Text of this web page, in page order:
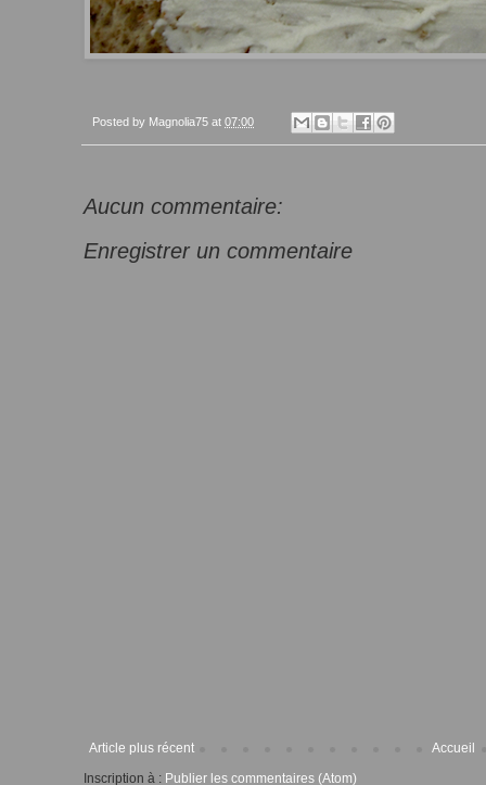
Posted by Magnolia75 at 07:00
Aucun commentaire:
Enregistrer un commentaire
Article plus récent
Accueil
Inscription à : Publier les commentaires (Atom)